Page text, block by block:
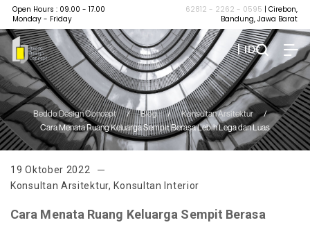
Open Hours : 09.00 - 17.00
Monday - Friday
62812 - 2262 - 0595 | Cirebon,
Bandung, Jawa Barat
| ID
Beddo Design Concept / Blog / Konsultan Arsitektur
/
Cara Menata Ruang Keluarga Sempit Berasa Lebih Lega dan Luas
19 Oktober 2022
Konsultan Arsitektur, Konsultan Interior
Cara Menata Ruang Keluarga Sempit Berasa